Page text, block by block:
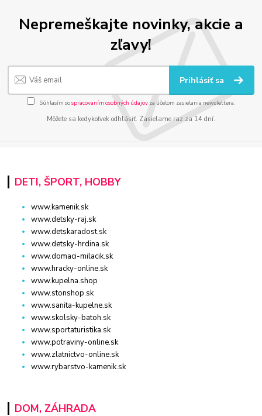
Nepremeškajte novinky, akcie a
zľavy!
Prihlásiť sa
Súhlasím sospracovaním osobných údajov za účelom zasielania newslettera.
Môžete sa kedykoľvek odhlásiť. Zasielame raz za 14 dní.
DETI, ŠPORT, HOBBY
www.kamenik.sk
www.detsky-raj.sk
www.detskaradost.sk
www.detsky-hrdina.sk
www.domaci-milacik.sk
www.hracky-online.sk
www.kupelna.shop
www.stonshop.sk
www.sanita-kupelne.sk
www.skolsky-batoh.sk
www.sportaturistika.sk
www.potraviny-online.sk
www.zlatnictvo-online.sk
www.rybarstvo-kamenik.sk
DOM, ZÁHRADA